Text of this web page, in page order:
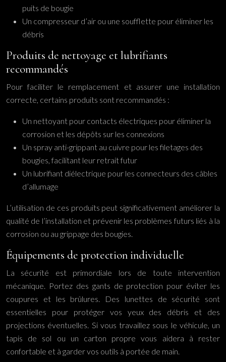
puits de bougie
Un compresseur d’air ou une soufflette pour éliminer les
débris
Produits de nettoyage et lubrifiants
recommandés
Pour faciliter le remplacement et assurer une installation
correcte, certains produits sont recommandés :
Un nettoyant pour contacts électriques pour éliminer la
corrosion et les dépôts sur les connexions
Un spray anti-grippant au cuivre pour les filetages des
bougies, facilitant leur retrait futur
Un lubrifiant diélectrique pour les connecteurs des câbles
d’allumage
L’utilisation de ces produits peut significativement améliorer la
qualité de l’installation et prévenir les problèmes futurs liés à la
corrosion ou au grippage des bougies.
Équipements de protection individuelle
La sécurité est primordiale lors de toute intervention
mécanique. Portez des gants de protection pour éviter les
coupures et les brûlures. Des lunettes de sécurité sont
essentielles pour protéger vos yeux des débris et des
projections éventuelles. Si vous travaillez sous le véhicule, un
tapis de sol ou un carton propre vous aidera à rester
confortable et à garder vos outils à portée de main.